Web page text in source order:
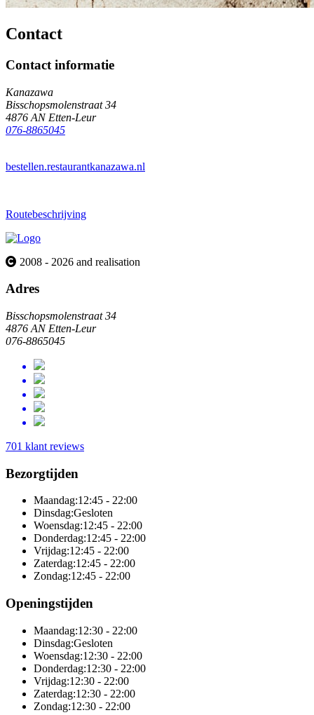
Contact
Contact informatie
Kanazawa
Bisschopsmolenstraat 34
4876 AN Etten-Leur
076-8865045
bestellen.restaurantkanazawa.nl
Routebeschrijving
2008 - 2026 and realisation
Adres
Bisschopsmolenstraat 34
4876 AN Etten-Leur
076-8865045
701 klant reviews
Bezorgtijden
Maandag:12:45 - 22:00
Dinsdag:Gesloten
Woensdag:12:45 - 22:00
Donderdag:12:45 - 22:00
Vrijdag:12:45 - 22:00
Zaterdag:12:45 - 22:00
Zondag:12:45 - 22:00
Openingstijden
Maandag:12:30 - 22:00
Dinsdag:Gesloten
Woensdag:12:30 - 22:00
Donderdag:12:30 - 22:00
Vrijdag:12:30 - 22:00
Zaterdag:12:30 - 22:00
Zondag:12:30 - 22:00